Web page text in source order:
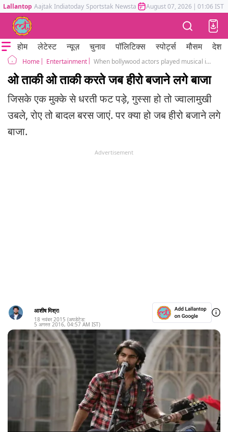
Lallantop Aajtak Indiatoday Sportstak Newstak Mumbai Tak Astrotak
August 07, 2026 | 01:06 IST
होम लेटेस्ट न्यूज़ चुनाव पॉलिटिक्स स्पोर्ट्स मौसम देश
Home Entertainment When bollywood actors played musical instruments
ओ ताकी ओ ताकी करते जब हीरो बजाने लगे बाजा
जिसके एक मुक्के से धरती फट पड़े, गुस्सा हो तो ज्वालामुखी
उबले, रोए तो बादल बरस जाएं. पर क्या हो जब हीरो बजाने लगे
बाजा.
Advertisement
आशीष मिश्रा
18 नवंबर 2015 (अपडेटेड:
5 अगस्त 2016, 04:57 AM IST)